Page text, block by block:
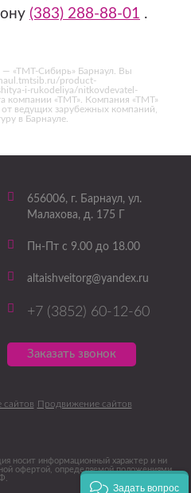
(383) 288-88-01 .
— «ТМТ-Сибирь» Барнаул. Вы
product-
i-rukodeliya/nitkovdevatel-
компании «ТМТ». Компания «ТМТ»
ведущих зарубежных компаний,
в Барнауле.
656006, г. Барнаул, ул.
Малахова, д. 175 Г
Пн-Пт с 9.00 до 18.00
altaishveitorg@yandex.ru
+7 (3852) 60-12-60
Заказать звонок
сайтов Продвижение сайтов
носит информационный характер и ни
офертой, определяемой положениями
Задать вопрос